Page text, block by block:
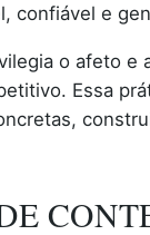
confiável e
o afeto e
Essa